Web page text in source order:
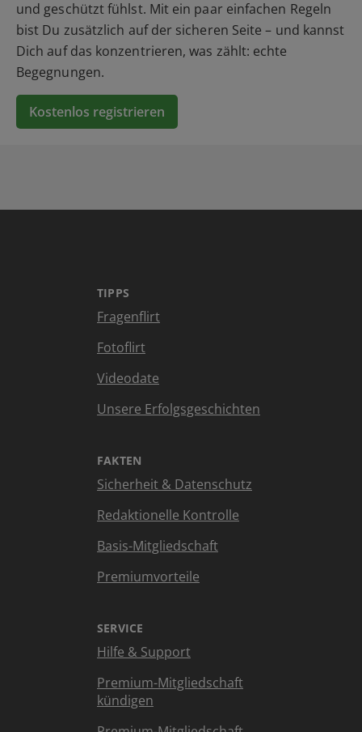
und geschützt fühlst. Mit ein paar einfachen Regeln
bist Du zusätzlich auf der sicheren Seite – und kannst
Dich auf das konzentrieren, was zählt: echte
Begegnungen.
Kostenlos registrieren
TIPPS
Fragenflirt
Fotoflirt
Videodate
Unsere Erfolgsgeschichten
FAKTEN
Sicherheit & Datenschutz
Redaktionelle Kontrolle
Basis-Mitgliedschaft
Premiumvorteile
SERVICE
Hilfe & Support
Premium-Mitgliedschaft
kündigen